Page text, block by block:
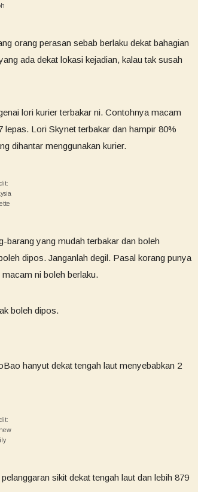
orang perasan sebab berlaku dekat bahagian
ada dekat lokasi kejadian, kalau tak susah
lori kurier terbakar ni. Contohnya macam
lepas. Lori Skynet terbakar dan hampir 80%
dihantar menggunakan kurier.
barang yang mudah terbakar dan boleh
dipos. Janganlah degil. Pasal korang punya
ni boleh berlaku.
boleh dipos.
hanyut dekat tengah laut menyebabkan 2
sikit dekat tengah laut dan lebih 879